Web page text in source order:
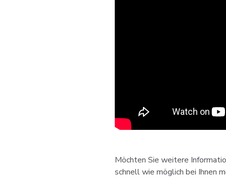
Möchten Sie weitere
schnell wie möglich bei Ihnen